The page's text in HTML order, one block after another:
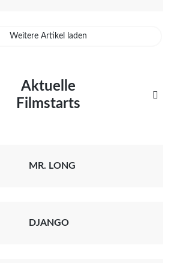
Weitere Artikel laden
Aktuelle
Filmstarts

MR. LONG
DJANGO